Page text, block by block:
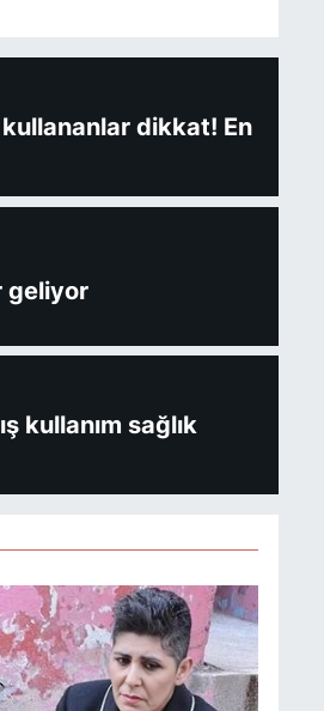
dikkat! En
geliyor
kullanım sağlık